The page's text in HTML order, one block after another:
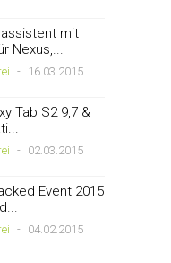
mit
Nexus,...
- 16.03.2015
Tab S2 9,7 &
- 02.03.2015
Event 2015
- 04.02.2015